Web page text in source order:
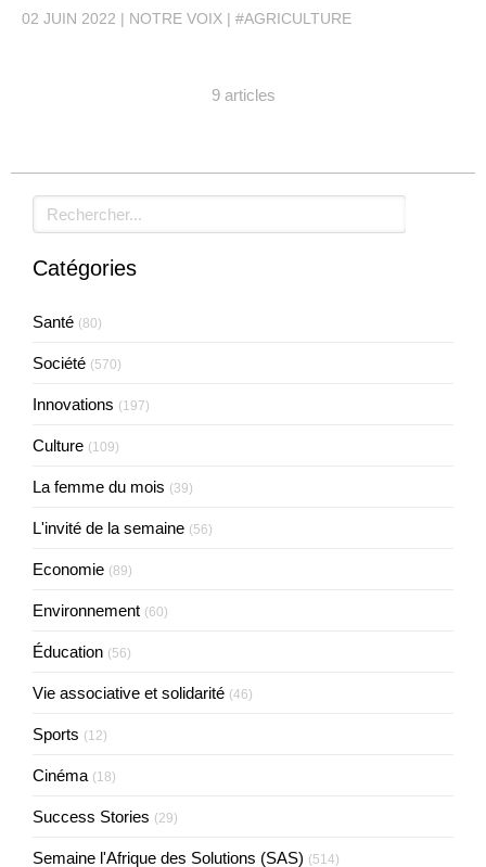
02 JUIN 2022
NOTRE VOIX #AGRICULTURE
9 articles
Rechercher
Catégories
Santé (80)
Société (570)
Innovations (197)
Culture (109)
La femme du mois (39)
L'invité de la semaine (56)
Economie (89)
Environnement (60)
Éducation (56)
Vie associative et solidarité (46)
Sports (12)
Cinéma (18)
Success Stories (29)
Semaine l'Afrique des Solutions (SAS) (514)